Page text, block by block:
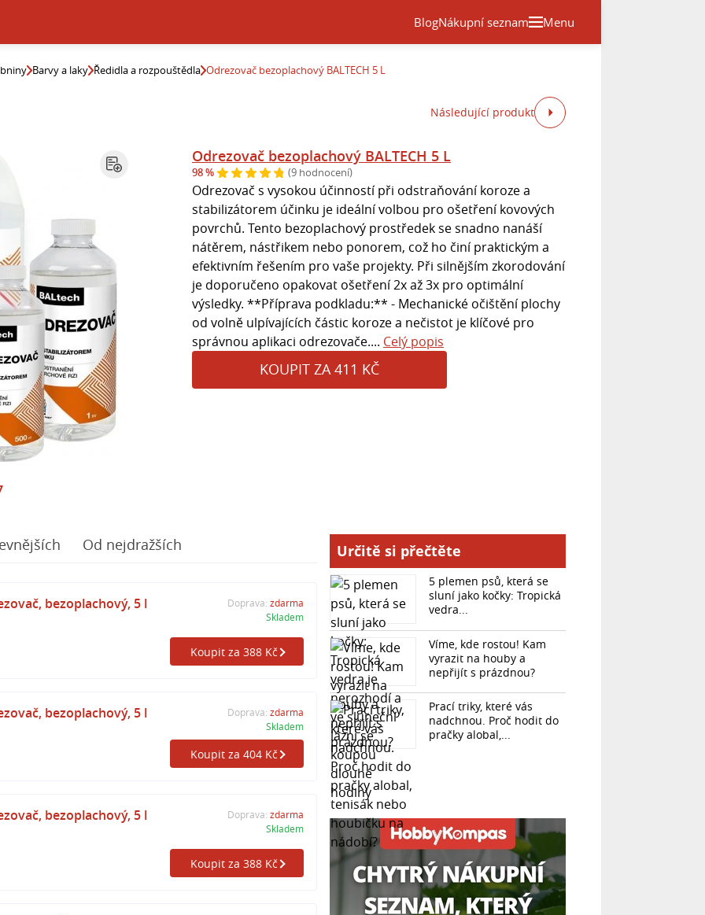
BlogNákupní seznam Menu
Barvy a laky Ředidla a rozpouštědla Odrezovač bezoplachový BALTECH 5 L
Následující produkt
Odrezovač bezoplachový BALTECH 5 L
98 % (9 hodnocení)
Odrezovač s vysokou účinností při odstraňování koroze a
stabilizátorem účinku je ideální volbou pro ošetření kovových
povrchů. Tento bezoplachový prostředek se snadno nanáší
nátěrem, nástřikem nebo ponorem, což ho činí praktickým a
efektivním řešením pro vaše projekty. Při silnějším zkorodování
je doporučeno opakovat ošetření 2x až 3x pro optimální
výsledky. **Příprava podkladu:** - Mechanické očištění plochy
od volně ulpívajících částic koroze a nečistot je klíčové pro
správnou aplikaci odrezovače.... Celý popis
KOUPIT ZA 411 KČ
Od nejdražších
bezoplachový, 5 l Doprava: zdarma
Skladem
Koupit za 388 Kč
bezoplachový, 5 l Doprava: zdarma
Skladem
Koupit za 404 Kč
bezoplachový, 5 l Doprava: zdarma
Skladem
Koupit za 388 Kč
Určitě si přečtěte
5 plemen psů, která se
sluní jako kočky: Tropická
vedra...
Víme, kde rostou! Kam
vyrazit na houby a
nepřijít s prázdnou?
Prací triky, které vás
nadchnou. Proč hodit do
pračky alobal,...